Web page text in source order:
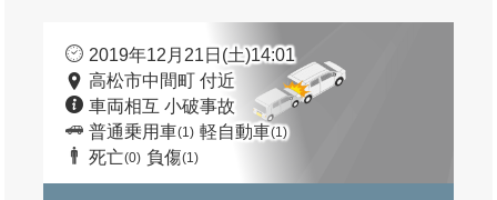
2019年12月21日(土)14:01
高松市中間町 付近
車両相互 小破事故
普通乗用車(1) 軽自動車(1)
死亡(0) 負傷(1)